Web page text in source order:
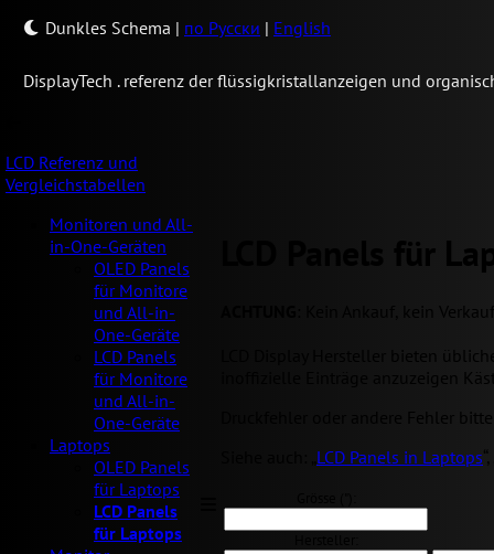
Dunkles Schema | по Русски | English
DisplayTech . referenz der flüssigkristallanzeigen und
LCD Referenz und
Vergleichstabellen
Monitoren und All-
in-One-Geräten
OLED Panels
für Monitore
und All-in-
One-Geräte
LCD Panels
für Monitore
und All-in-
One-Geräte
Laptops
OLED Panels
für Laptops
LCD Panels
für Laptops
LCD Panels für
: Kein Ankauf, kein
LCD Display Hersteller bieten
inoffizielle Einträge anzuzeigen
Druckfehler oder andere Fehler
LCD Panels in Laptops